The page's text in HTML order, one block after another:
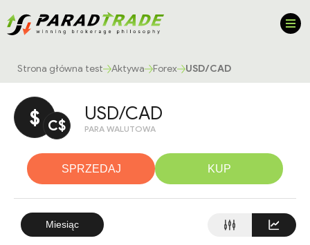
Strona główna test Aktywa Forex USD/CAD
$ C$
USD/CAD
PARA WALUTOWA
SPRZEDAJ KUP
Miesiąc